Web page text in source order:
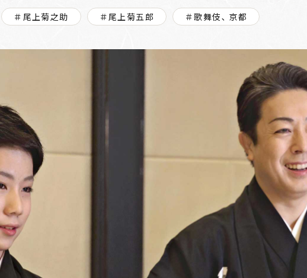
＃尾上菊之助 ＃尾上菊五郎 ＃歌舞伎､ 京都